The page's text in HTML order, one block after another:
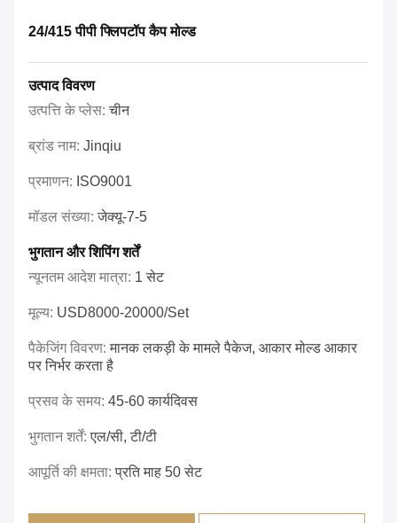
24/415 पीपी फ्लिपटॉप कैप मोल्ड
उत्पाद विवरण
उत्पत्ति के प्लेस:चीन
ब्रांड नाम: Jinqiu
प्रमाणन: ISO9001
मॉडल संख्या:जेक्यू-7-5
भुगतान और शिपिंग शर्तें
न्यूनतम आदेश मात्रा: 1 सेट
मूल्य: USD8000-20000/set
पैकेजिंग विवरण:मानक लकड़ी के मामले पैकेज, आकार मोल्ड आकार
पर निर्भर करता है
प्रसव के समय: 45-60 कार्यदिवस
भुगतान शर्तें:एल/सी, टी/टी
आपूर्ति की क्षमता:प्रति माह 50 सेट